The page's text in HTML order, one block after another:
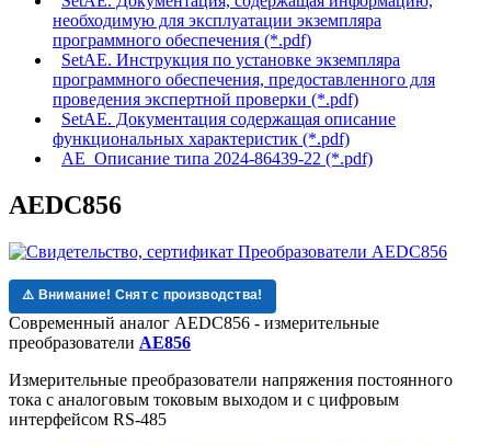
необходимую для эксплуатации экземпляра
программного обеспечения (*.pdf)
SetAE. Инструкция по установке экземпляра
программного обеспечения, предоставленного для
проведения экспертной проверки (*.pdf)
SetAE. Документация содержащая описание
функциональных характеристик (*.pdf)
АЕ_Описание типа 2024-86439-22 (*.pdf)
AEDC856
⚠️ Внимание! Снят с производства!
Современный аналог AEDC856 - измерительные
преобразователи AE856
Измерительные преобразователи напряжения постоянного
тока с аналоговым токовым выходом и с цифровым
интерфейсом RS-485